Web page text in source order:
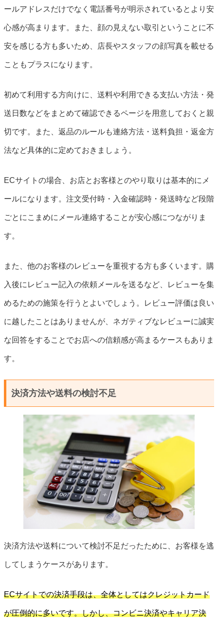
ールアドレスだけでなく電話番号が明示されているとより安
心感が高まります。また、顔の見えない取引ということに不
安を感じる方も多いため、店長やスタッフの顔写真を載せる
こともプラスになります。
初めて利用する方向けに、送料や利用できる支払い方法・発
送日数などをまとめて確認できるページを用意しておくと親
切です。また、返品のルールも連絡方法・送料負担・返金方
法など具体的に定めておきましょう。
ECサイトの場合、お店とお客様とのやり取りは基本的にメ
ールになります。注文受付時・入金確認時・発送時など段階
ごとにこまめにメール連絡することが安心感につながりま
す。
また、他のお客様のレビューを重視する方も多くいます。購
入後にレビュー記入の依頼メールを送るなど、レビューを集
めるための施策を行うとよいでしょう。レビュー評価は良い
に越したことはありませんが、ネガティブなレビューに誠実
な回答をすることでお店への信頼感が高まるケースもありま
す。
決済方法や送料の検討不足
決済方法や送料について検討不足だったために、お客様を逃
してしまうケースがあります。
ECサイトでの決済手段は、全体としてはクレジットカード
が圧倒的に多いです。しかし、コンビニ決済やキャリア決